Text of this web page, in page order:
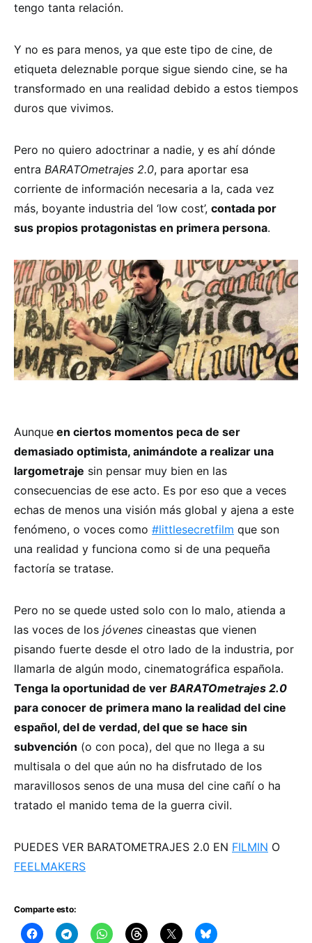
tengo tanta relación.
Y no es para menos, ya que este tipo de cine, de
etiqueta deleznable porque sigue siendo cine, se ha
transformado en una realidad debido a estos tiempos
duros que vivimos.
Pero no quiero adoctrinar a nadie, y es ahí dónde
entra BARATOmetrajes 2.0, para aportar esa
corriente de información necesaria a la, cada vez
más, boyante industria del ‘low cost’, contada por
sus propios protagonistas en primera persona.
Aunque en ciertos momentos peca de ser
demasiado optimista, animándote a realizar una
largometraje sin pensar muy bien en las
consecuencias de ese acto. Es por eso que a veces
echas de menos una visión más global y ajena a este
fenómeno, o voces como #littlesecretfilm que son
una realidad y funciona como si de una pequeña
factoría se tratase.
Pero no se quede usted solo con lo malo, atienda a
las voces de los jóvenes cineastas que vienen
pisando fuerte desde el otro lado de la industria, por
llamarla de algún modo, cinematográfica española.
Tenga la oportunidad de ver BARATOmetrajes 2.0
para conocer de primera mano la realidad del cine
español, del de verdad, del que se hace sin
subvención (o con poca), del que no llega a su
multisala o del que aún no ha disfrutado de los
maravillosos senos de una musa del cine cañí o ha
tratado el manido tema de la guerra civil.
PUEDES VER BARATOMETRAJES 2.0 EN FILMIN O
FEELMAKERS
Comparte esto: